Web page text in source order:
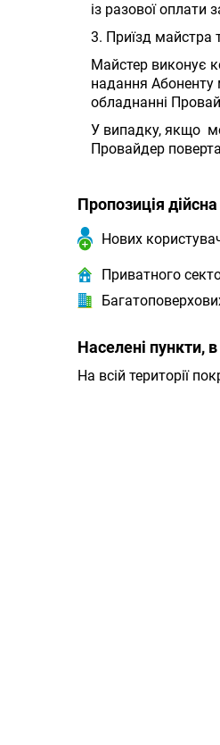
із разової оплати
3. Приїзд
Майстер виконує
надання
обладнанні
У випадку, якщо
Провайдер
Пропозиція
Нових
Приватного
Населені пункти,
На всій території